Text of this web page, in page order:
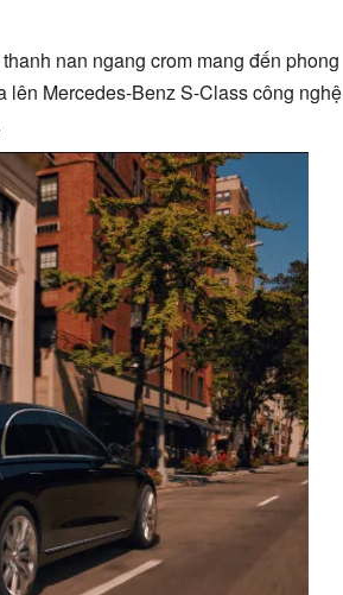
nan ngang crom mang đến phong
Mercedes-Benz S-Class công nghệ